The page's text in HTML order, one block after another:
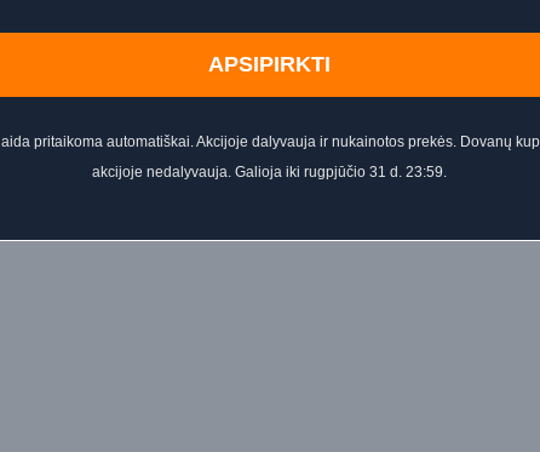
APSIPIRKTI
pritaikoma automatiškai. Akcijoje dalyvauja ir nukainotos prekės. Dovanų
akcijoje nedalyvauja. Galioja iki rugpjūčio 31 d. 23:59.